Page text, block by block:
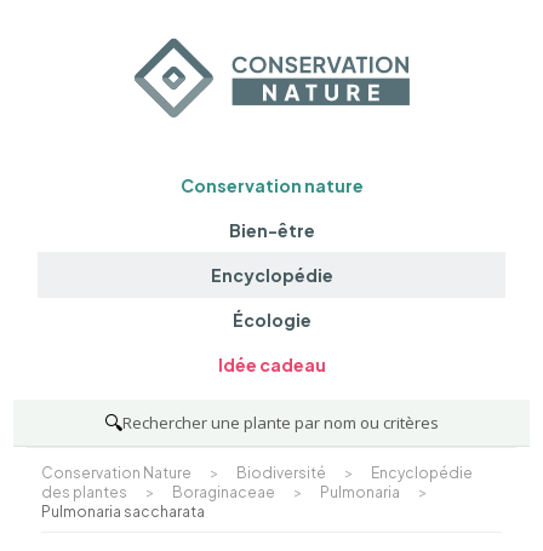
Conservation nature
Bien-être
Encyclopédie
Écologie
Idée cadeau
🔍Rechercher une plante par nom ou critères
Conservation Nature > Biodiversité >
Encyclopédie
des plantes
> Boraginaceae > Pulmonaria
>
Pulmonaria saccharata